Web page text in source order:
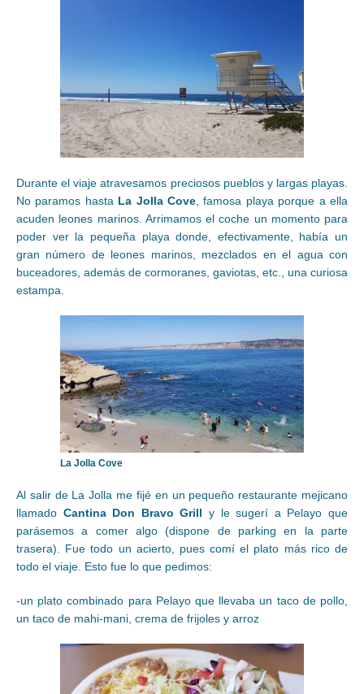
Durante el viaje atravesamos preciosos pueblos y largas playas.
No paramos hasta La Jolla Cove, famosa playa porque a ella
acuden leones marinos. Arrimamos el coche un momento para
poder ver la pequeña playa donde, efectivamente, había un
gran número de leones marinos, mezclados en el agua con
buceadores, además de cormoranes, gaviotas, etc., una curiosa
estampa.
La Jolla Cove
Al salir de La Jolla me fijé en un pequeño restaurante mejicano
llamado Cantina Don Bravo Grill y le sugerí a Pelayo que
parásemos a comer algo (dispone de parking en la parte
trasera). Fue todo un acierto, pues comí el plato más rico de
todo el viaje. Esto fue lo que pedimos:
-un plato combinado para Pelayo que llevaba un taco de pollo,
un taco de mahi-mani, crema de frijoles y arroz